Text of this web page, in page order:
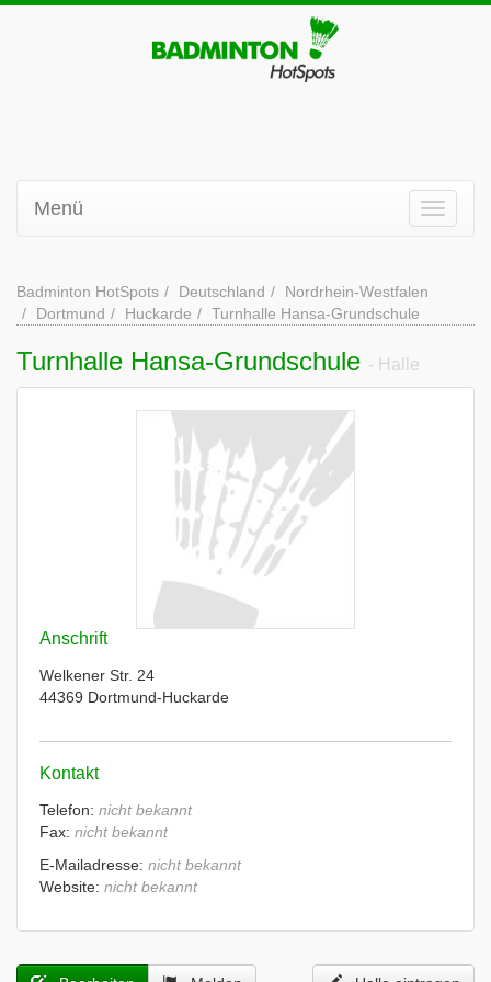
Menü
Badminton HotSpots Deutschland
Nordrhein-Westfalen
Dortmund
Huckarde Turnhalle Hansa-Grundschule
Turnhalle Hansa-Grundschule - Halle
Anschrift
Welkener Str. 24
44369 Dortmund-Huckarde
Kontakt
Telefon: nicht bekannt
Fax: nicht bekannt
E-Mailadresse: nicht bekannt
Website: nicht bekannt